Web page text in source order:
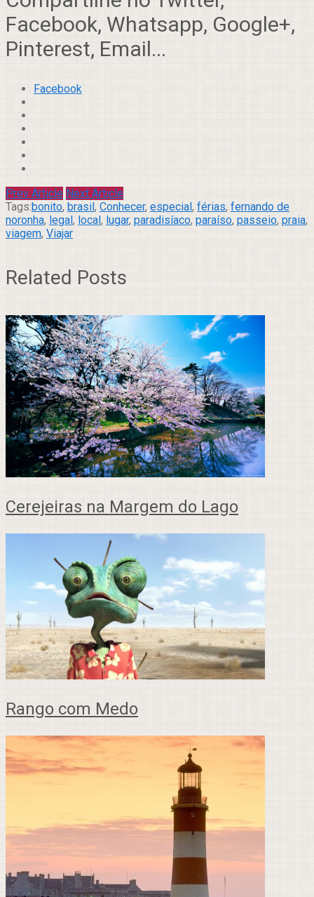
Facebook, Whatsapp, Google+,
Pinterest, Email...
Facebook
Prev Article Next Article
Tags:bonito, brasil, Conhecer, especial, férias, fernando de
noronha, legal, local, lugar, paradisíaco, paraíso, passeio, praia,
viagem, Viajar
Related Posts
Cerejeiras na Margem do Lago
Rango com Medo